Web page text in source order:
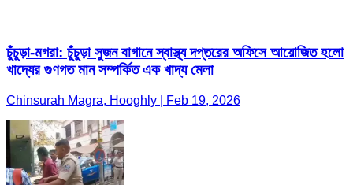
চুঁচুড়া-মগরা: চুঁচুড়া সুজন বাগানে স্বাস্থ্য দপ্তরের অফিসে আয়োজিত হলো
খাদ্যের গুণগত মান সম্পর্কিত এক খাদ্য মেলা
Chinsurah Magra, Hooghly | Feb 19, 2026